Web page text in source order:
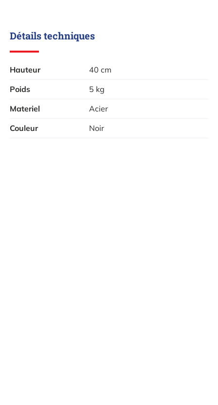
Détails techniques
Hauteur
40 cm
Poids
5 kg
Materiel
Acier
Couleur
Noir